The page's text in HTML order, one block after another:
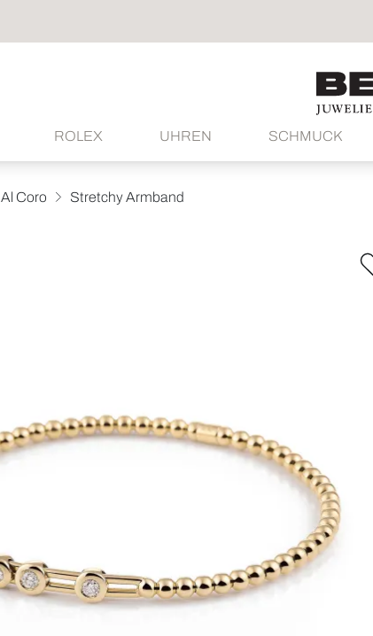
ROLEX UHREN SCHMUCK
Al Coro Stretchy Armband